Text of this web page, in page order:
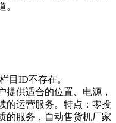
。
目ID不存在。
提供适合的位置、电源，
的运营服务。特点：零投
的服务，自动售货机厂家